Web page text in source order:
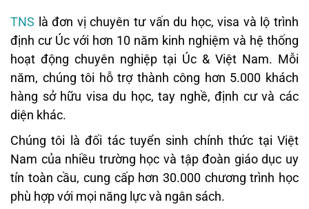
TNS là đơn vị chuyên tư vấn du học, visa và lộ trình
định cư Úc với hơn 10 năm kinh nghiệm và hệ thống
hoạt động chuyên nghiệp tại Úc & Việt Nam. Mỗi
năm, chúng tôi hỗ trợ thành công hơn 5.000 khách
hàng sở hữu visa du học, tay nghề, định cư và các
diện khác.
Chúng tôi là đối tác tuyển sinh chính thức tại Việt
Nam của nhiều trường học và tập đoàn giáo dục uy
tín toàn cầu, cung cấp hơn 30.000 chương trình học
phù hợp với mọi năng lực và ngân sách.